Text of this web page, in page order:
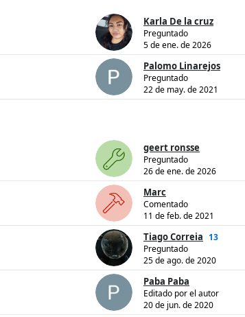
Karla De la cruz
Preguntado
5 de ene. de 2026
Palomo Linarejos
Preguntado
22 de may. de 2021
geert ronsse
Preguntado
26 de ene. de 2026
Marc
Comentado
11 de feb. de 2021
Tiago Correia 13
Preguntado
25 de ago. de 2020
Paba Paba
Editado por el autor
20 de jun. de 2020